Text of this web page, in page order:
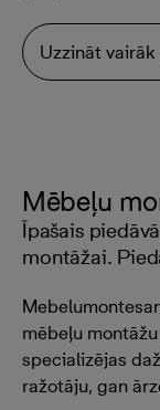
Uzzināt
Mēbeļu
Īpašais
montāžai.
mēbeļu
specializējas
ražotāju, gan